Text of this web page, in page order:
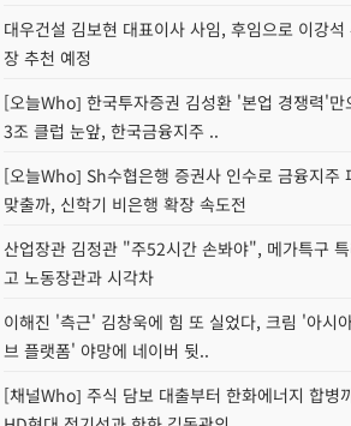
대우건설 김보현 대표이사 사임, 후임으로 이강석
장 추천 예정
[오늘Who] 한국투자증권 김성환 '본업 경쟁력'만
3조 클럽 눈앞, 한국금융지주 ..
[오늘Who] Sh수협은행 증권사 인수로 금융지주
맞출까, 신학기 비은행 확장 속도전
산업장관 김정관 "주52시간 손봐야", 메가특구
고 노동장관과 시각차
이해진 '측근' 김창욱에 힘 또 실었다, 크림 '아시
브 플랫폼' 야망에 네이버 뒷..
[채널Who] 주식 담보 대출부터 한화에너지 합병